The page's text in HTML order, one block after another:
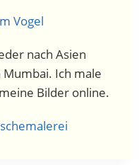
nach Asien
Ich male
Bilder online.